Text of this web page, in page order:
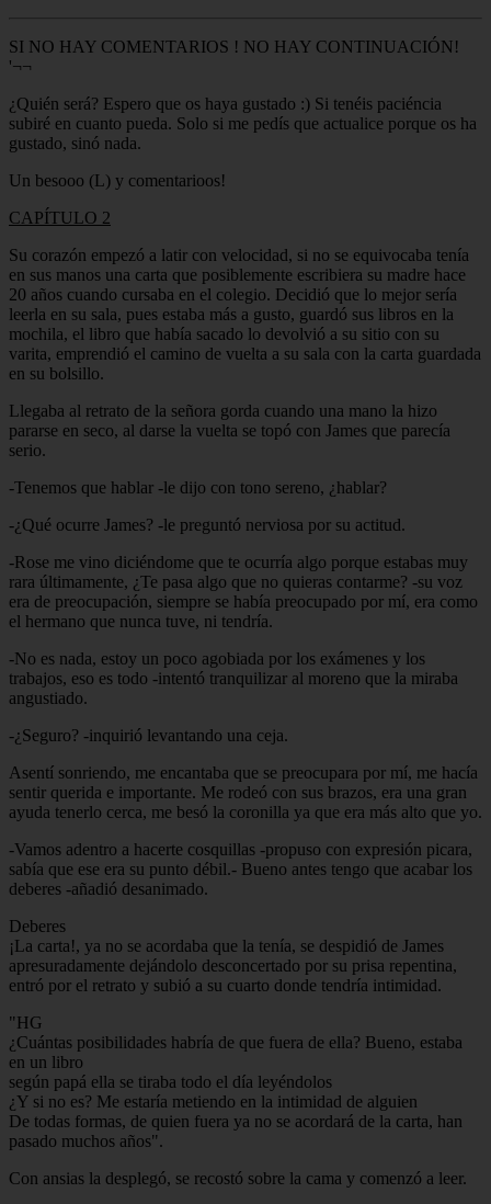
SI NO HAY COMENTARIOS ! NO HAY CONTINUACIÓN!
'¬¬
¿Quién será? Espero que os haya gustado :) Si tenéis paciéncia
subiré en cuanto pueda. Solo si me pedís que actualice porque os ha
gustado, sinó nada.
Un besooo (L) y comentarioos!
CAPÍTULO 2
Su corazón empezó a latir con velocidad, si no se equivocaba tenía
en sus manos una carta que posiblemente escribiera su madre hace
20 años cuando cursaba en el colegio. Decidió que lo mejor sería
leerla en su sala, pues estaba más a gusto, guardó sus libros en la
mochila, el libro que había sacado lo devolvió a su sitio con su
varita, emprendió el camino de vuelta a su sala con la carta guardada
en su bolsillo.
Llegaba al retrato de la señora gorda cuando una mano la hizo
pararse en seco, al darse la vuelta se topó con James que parecía
serio.
-Tenemos que hablar -le dijo con tono sereno, ¿hablar?
-¿Qué ocurre James? -le preguntó nerviosa por su actitud.
-Rose me vino diciéndome que te ocurría algo porque estabas muy
rara últimamente, ¿Te pasa algo que no quieras contarme? -su voz
era de preocupación, siempre se había preocupado por mí, era como
el hermano que nunca tuve, ni tendría.
-No es nada, estoy un poco agobiada por los exámenes y los
trabajos, eso es todo -intentó tranquilizar al moreno que la miraba
angustiado.
-¿Seguro? -inquirió levantando una ceja.
Asentí sonriendo, me encantaba que se preocupara por mí, me hacía
sentir querida e importante. Me rodeó con sus brazos, era una gran
ayuda tenerlo cerca, me besó la coronilla ya que era más alto que yo.
-Vamos adentro a hacerte cosquillas -propuso con expresión picara,
sabía que ese era su punto débil.- Bueno antes tengo que acabar los
deberes -añadió desanimado.
Deberes
¡La carta!, ya no se acordaba que la tenía, se despidió de James
apresuradamente dejándolo desconcertado por su prisa repentina,
entró por el retrato y subió a su cuarto donde tendría intimidad.
"HG
¿Cuántas posibilidades habría de que fuera de ella? Bueno, estaba
en un libro
según papá ella se tiraba todo el día leyéndolos
¿Y si no es? Me estaría metiendo en la intimidad de alguien
De todas formas, de quien fuera ya no se acordará de la carta, han
pasado muchos años".
Con ansias la desplegó, se recostó sobre la cama y comenzó a leer.